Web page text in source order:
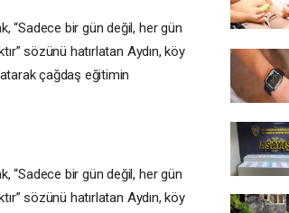
“Sadece bir gün değil, her gün
sözünü hatırlatan Aydın, köy
çağdaş eğitimin
“Sadece bir gün değil, her gün
sözünü hatırlatan Aydın, köy